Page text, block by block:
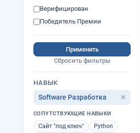
Верифицирован
Победитель Премии
Применить
Сбросить фильтры
НАВЫК
Software Разработка ✕
СОПУТСТВУЮЩИЕ НАВЫКИ
Сайт "под ключ"
Python